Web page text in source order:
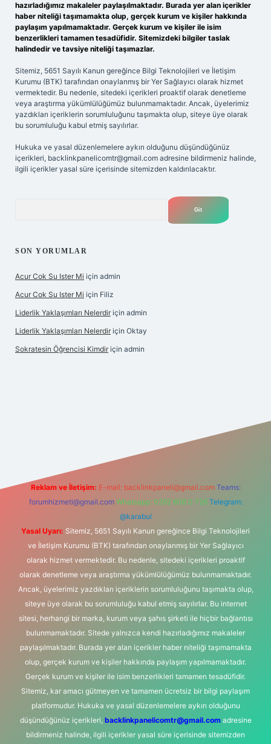
hazırladığımız makaleler paylaşılmaktadır. Burada yer alan içerikler
haber niteliği taşımamakta olup, gerçek kurum ve kişiler hakkında
paylaşım yapılmamaktadır. Gerçek kurum ve kişiler ile isim
benzerlikleri tamamen tesadüfidir. Sitemizdeki bilgiler taslak
halindedir ve tavsiye niteliği taşımazlar.
Sitemiz, 5651 Sayılı Kanun gereğince Bilgi Teknolojileri ve İletişim
Kurumu (BTK) tarafından onaylanmış bir Yer Sağlayıcı olarak hizmet
vermektedir. Bu nedenle, sitedeki içerikleri proaktif olarak denetleme
veya araştırma yükümlülüğümüz bulunmamaktadır. Ancak, üyelerimiz
yazdıkları içeriklerin sorumluluğunu taşımakta olup, siteye üye olarak
bu sorumluluğu kabul etmiş sayılırlar.
Hukuka ve yasal düzenlemelere aykırı olduğunu düşündüğünüz
içerikleri, backlinkpanelicomtr@gmail.com adresine bildirmeniz halinde,
ilgili içerikler yasal süre içerisinde sitemizden kaldırılacaktır.
SON YORUMLAR
Acur Cok Su Ister Mi için admin
Acur Cok Su Ister Mi için Filiz
Liderlik Yaklaşımları Nelerdir için admin
Liderlik Yaklaşımları Nelerdir için Oktay
Sokratesin Öğrencisi Kimdir için admin
Reklam ve İletişim: E-mail: backlinkpaneli@gmail.com Teams:
forumhizmeti@gmail.com Whatsapp: 0262 606 0 726 Telegram:
@karabul
Yasal Uyarı: Sitemiz, 5651 Sayılı Kanun gereğince Bilgi Teknolojileri
ve İletişim Kurumu (BTK) tarafından onaylanmış bir Yer Sağlayıcı
olarak hizmet vermektedir. Bu nedenle, sitedeki içerikleri proaktif
olarak denetleme veya araştırma yükümlülüğümüz bulunmamaktadır.
Ancak, üyelerimiz yazdıkları içeriklerin sorumluluğunu taşımakta olup,
siteye üye olarak bu sorumluluğu kabul etmiş sayılırlar. Bu internet
sitesi, herhangi bir marka, kurum veya şahıs şirketi ile hiçbir bağlantısı
bulunmamaktadır. Sitede yalnızca kendi hazırladığımız makaleler
paylaşılmaktadır. Burada yer alan içerikler haber niteliği taşımamakta
olup, gerçek kurum ve kişiler hakkında paylaşım yapılmamaktadır.
Gerçek kurum ve kişiler ile isim benzerlikleri tamamen tesadüfidir.
Sitemiz, kar amacı gütmeyen ve tamamen ücretsiz bir bilgi paylaşım
platformudur. Hukuka ve yasal düzenlemelere aykırı olduğunu
düşündüğünüz içerikleri, backlinkpanelicomtr@gmail.comadresine
bildirmeniz halinde, ilgili içerikler yasal süre içerisinde sitemizden